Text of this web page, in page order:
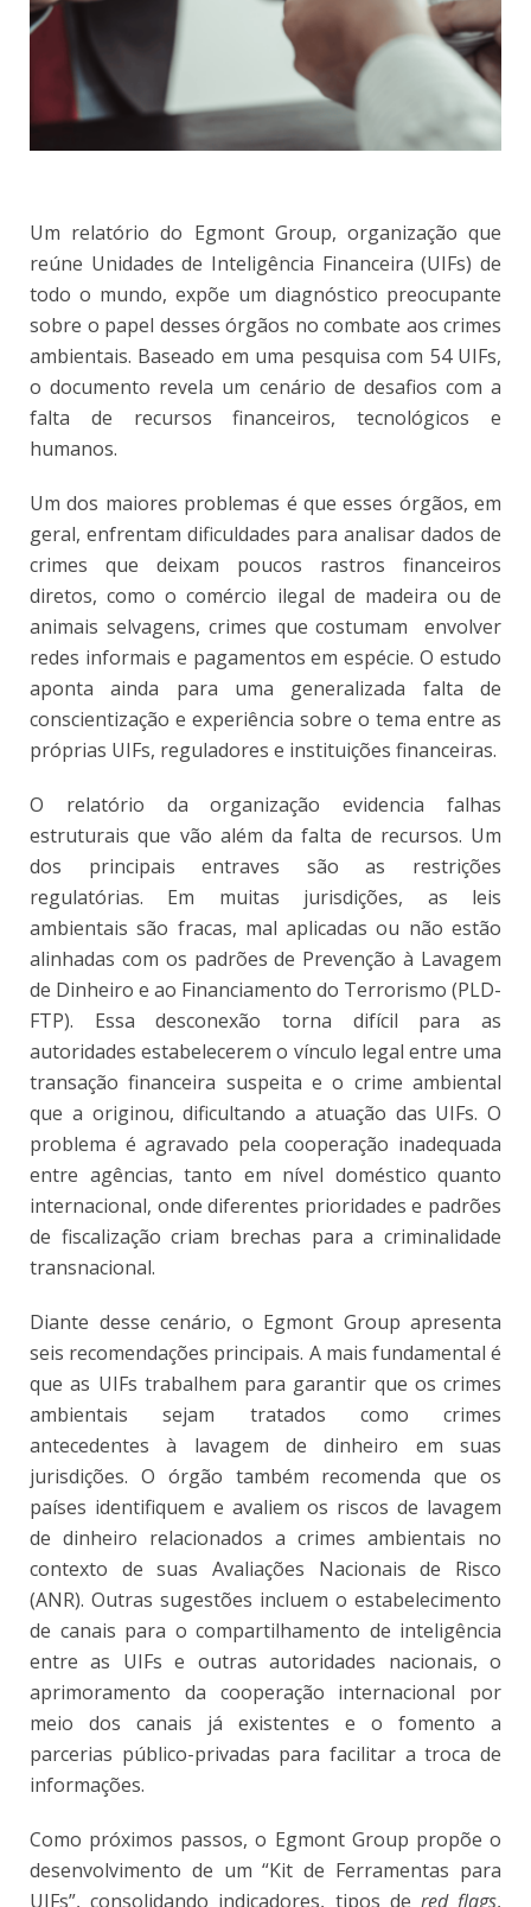
Um relatório do Egmont Group, organização que
reúne Unidades de Inteligência Financeira (UIFs) de
todo o mundo, expõe um diagnóstico preocupante
sobre o papel desses órgãos no combate aos crimes
ambientais. Baseado em uma pesquisa com 54 UIFs,
o documento revela um cenário de desafios com a
falta de recursos financeiros, tecnológicos e
humanos.
Um dos maiores problemas é que esses órgãos, em
geral, enfrentam dificuldades para analisar dados de
crimes que deixam poucos rastros financeiros
diretos, como o comércio ilegal de madeira ou de
animais selvagens, crimes que costumam envolver
redes informais e pagamentos em espécie. O estudo
aponta ainda para uma generalizada falta de
conscientização e experiência sobre o tema entre as
próprias UIFs, reguladores e instituições financeiras.
O relatório da organização evidencia falhas
estruturais que vão além da falta de recursos. Um
dos principais entraves são as restrições
regulatórias. Em muitas jurisdições, as leis
ambientais são fracas, mal aplicadas ou não estão
alinhadas com os padrões de Prevenção à Lavagem
de Dinheiro e ao Financiamento do Terrorismo (PLD-
FTP). Essa desconexão torna difícil para as
autoridades estabelecerem o vínculo legal entre uma
transação financeira suspeita e o crime ambiental
que a originou, dificultando a atuação das UIFs. O
problema é agravado pela cooperação inadequada
entre agências, tanto em nível doméstico quanto
internacional, onde diferentes prioridades e padrões
de fiscalização criam brechas para a criminalidade
transnacional.
Diante desse cenário, o Egmont Group apresenta
seis recomendações principais. A mais fundamental é
que as UIFs trabalhem para garantir que os crimes
ambientais sejam tratados como crimes
antecedentes à lavagem de dinheiro em suas
jurisdições. O órgão também recomenda que os
países identifiquem e avaliem os riscos de lavagem
de dinheiro relacionados a crimes ambientais no
contexto de suas Avaliações Nacionais de Risco
(ANR). Outras sugestões incluem o estabelecimento
de canais para o compartilhamento de inteligência
entre as UIFs e outras autoridades nacionais, o
aprimoramento da cooperação internacional por
meio dos canais já existentes e o fomento a
parcerias público-privadas para facilitar a troca de
informações.
Como próximos passos, o Egmont Group propõe o
desenvolvimento de um “Kit de Ferramentas para
UIFs”, consolidando indicadores, tipos de red flags,